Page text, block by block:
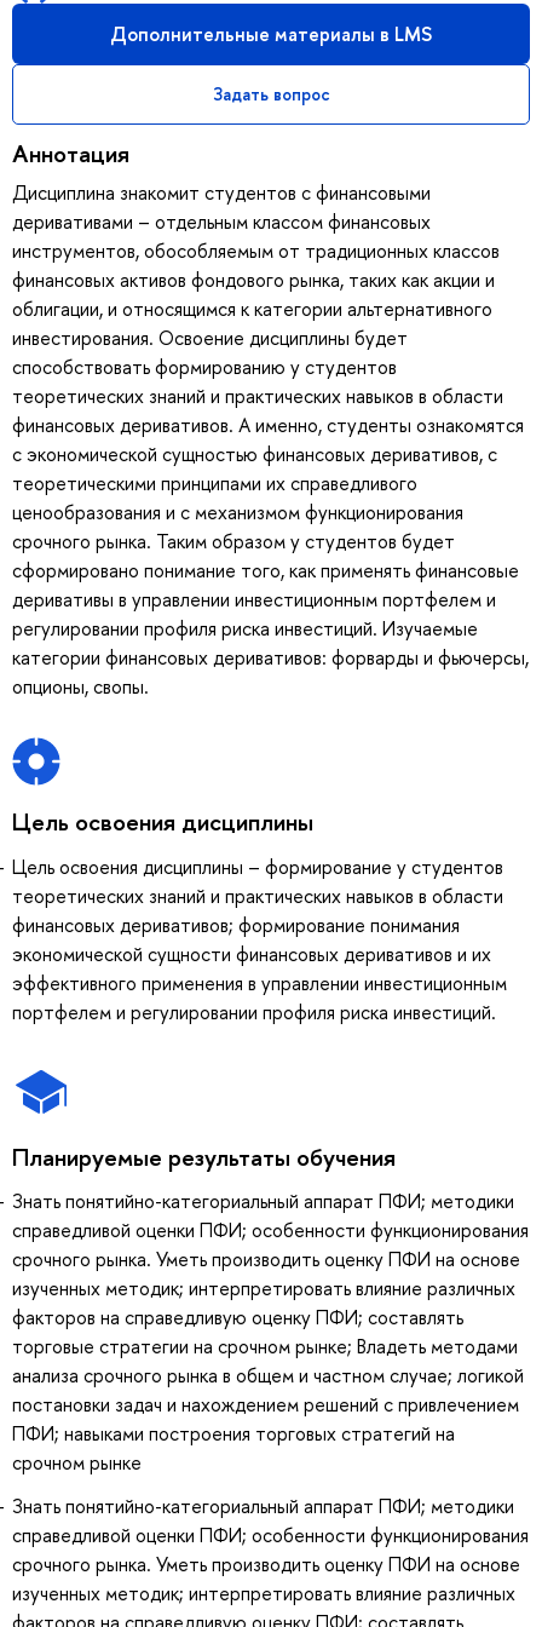
Дополнительные материалы в LMS
Задать вопрос
Аннотация
Дисциплина знакомит студентов с финансовыми
деривативами – отдельным классом финансовых
инструментов, обособляемым от традиционных классов
финансовых активов фондового рынка, таких как акции и
облигации, и относящимся к категории альтернативного
инвестирования. Освоение дисциплины будет
способствовать формированию у студентов
теоретических знаний и практических навыков в области
финансовых деривативов. А именно, студенты ознакомятся
с экономической сущностью финансовых деривативов, с
теоретическими принципами их справедливого
ценообразования и с механизмом функционирования
срочного рынка. Таким образом у студентов будет
сформировано понимание того, как применять финансовые
деривативы в управлении инвестиционным портфелем и
регулировании профиля риска инвестиций. Изучаемые
категории финансовых деривативов: форварды и фьючерсы,
опционы, свопы.
Цель освоения дисциплины
Цель освоения дисциплины – формирование у студентов
теоретических знаний и практических навыков в области
финансовых деривативов; формирование понимания
экономической сущности финансовых деривативов и их
эффективного применения в управлении инвестиционным
портфелем и регулировании профиля риска инвестиций.
Планируемые результаты обучения
Знать понятийно-категориальный аппарат ПФИ; методики
справедливой оценки ПФИ; особенности функционирования
срочного рынка. Уметь производить оценку ПФИ на основе
изученных методик; интерпретировать влияние различных
факторов на справедливую оценку ПФИ; составлять
торговые стратегии на срочном рынке; Владеть методами
анализа срочного рынка в общем и частном случае; логикой
постановки задач и нахождением решений с привлечением
ПФИ; навыками построения торговых стратегий на
срочном рынке
Знать понятийно-категориальный аппарат ПФИ; методики
справедливой оценки ПФИ; особенности функционирования
срочного рынка. Уметь производить оценку ПФИ на основе
изученных методик; интерпретировать влияние различных